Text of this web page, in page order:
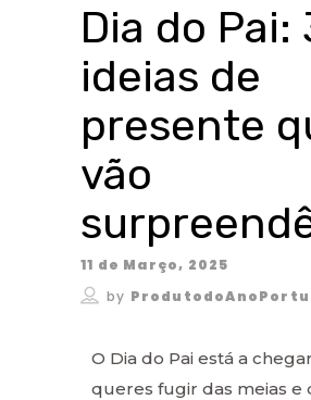
Dia do Pai:
ideias de
presente
vão
11 de Março, 2025
by
O Dia do Pai está a
queres fugir das meias e